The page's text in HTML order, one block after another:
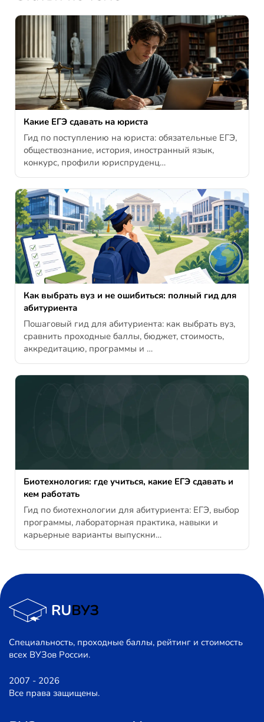
Какие ЕГЭ сдавать на юриста
Гид по поступлению на юриста: обязательные ЕГЭ,
обществознание, история, иностранный язык,
конкурс, профили юриспруденц…
Как выбрать вуз и не ошибиться: полный гид для
абитуриента
Пошаговый гид для абитуриента: как выбрать вуз,
сравнить проходные баллы, бюджет, стоимость,
аккредитацию, программы и …
Биотехнология: где учиться, какие ЕГЭ сдавать и
кем работать
Гид по биотехнологии для абитуриента: ЕГЭ, выбор
программы, лабораторная практика, навыки и
карьерные варианты выпускни…
Специальность, проходные баллы, рейтинг и стоимость
всех ВУЗов России.
2007 - 2026
Все права защищены.